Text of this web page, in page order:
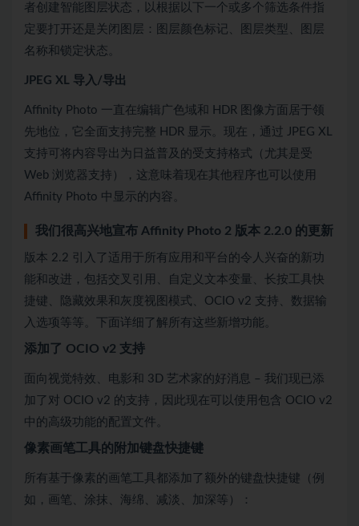
者创建智能图层状态，以根据以下一个或多个筛选条件指
定要打开还是关闭图层：图层颜色标记、图层类型、图层
名称和锁定状态。
JPEG XL 导入/导出
Affinity Photo 一直在编辑广色域和 HDR 图像方面居于领
先地位，它全面支持完整 HDR 显示。现在，通过 JPEG XL
支持可将内容导出为日益普及的受支持格式（尤其是受
Web 浏览器支持），这意味着现在其他程序也可以使用
Affinity Photo 中显示的内容。
我们很高兴地宣布 Affinity Photo 2 版本 2.2.0 的更新
版本 2.2 引入了适用于所有应用和平台的令人兴奋的新功
能和改进，包括交叉引用、自定义文本变量、长按工具快
捷键、隐藏效果和灰度视图模式、OCIO v2 支持、数据输
入选项等等。下面详细了解所有这些新增功能。
添加了 OCIO v2 支持
面向视觉特效、电影和 3D 艺术家的好消息 – 我们现已添
加了对 OCIO v2 的支持，因此现在可以使用包含 OCIO v2
中的高级功能的配置文件。
像素画笔工具的附加键盘快捷键
所有基于像素的画笔工具都添加了额外的键盘快捷键（例
如，画笔、涂抹、海绵、减淡、加深等）：